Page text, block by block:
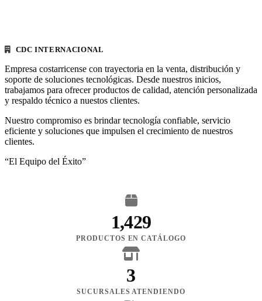
CDC INTERNACIONAL
Empresa costarricense con trayectoria en la venta, distribución y
soporte de soluciones tecnológicas. Desde nuestros inicios,
trabajamos para ofrecer productos de calidad, atención personalizada
y respaldo técnico a nuestos clientes.
Nuestro compromiso es brindar tecnología confiable, servicio
eficiente y soluciones que impulsen el crecimiento de nuestros
clientes.
“El Equipo del Éxito”
1,429
PRODUCTOS EN CATÁLOGO
3
SUCURSALES ATENDIENDO